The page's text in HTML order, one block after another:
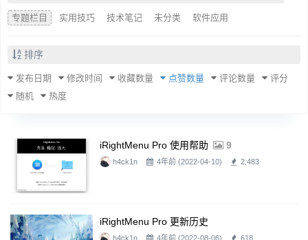
专题栏目 实用技巧 技术笔记 未分类 软件应用
排序
发布日期 修改时间 收藏数量 点赞数量 评论数量
评分
随机
热度
iRightMenu Pro 使用帮助 9
h4ck1n 4年前 (2022-04-10) 2,483
iRightMenu Pro 更新历史
h4ck1n 4年前 (2022-08-06) 618